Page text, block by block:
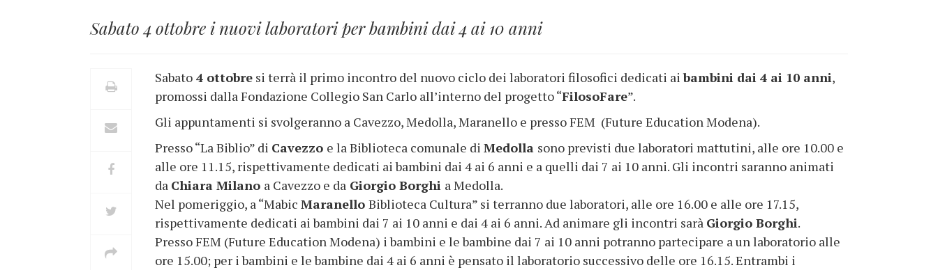
Sabato 4 ottobre i nuovi laboratori per bambini dai 4 ai 10 anni
Sabato 4 ottobre si terrà il primo incontro del nuovo ciclo dei laboratori filosofici dedicati aibambini dai 4 ai 10 anni,
promossi dalla Fondazione Collegio San Carlo all’interno del progetto “FilosoFare”.
Gli appuntamenti si svolgeranno a Cavezzo, Medolla, Maranello e presso FEM (Future Education Modena).
Presso “La Biblio” di Cavezzo e la Biblioteca comunale di Medolla sono previsti due laboratori mattutini, alle ore 10.00 e
alle ore 11.15, rispettivamente dedicati ai bambini dai 4 ai 6 anni e a quelli dai 7 ai 10 anni. Gli incontri saranno animati
da Chiara Milano a Cavezzo e da Giorgio Borghi a Medolla.
Nel pomeriggio, a “Mabic Maranello Biblioteca Cultura” si terranno due laboratori, alle ore 16.00 e alle ore 17.15,
rispettivamente dedicati ai bambini dai 7 ai 10 anni e dai 4 ai 6 anni. Ad animare gli incontri sarà Giorgio Borghi.
Presso FEM (Future Education Modena) i bambini e le bambine dai 7 ai 10 anni potranno partecipare a un laboratorio alle
ore 15.00; per i bambini e le bambine dai 4 ai 6 anni è pensato il laboratorio successivo delle ore 16.15. Entrambi i